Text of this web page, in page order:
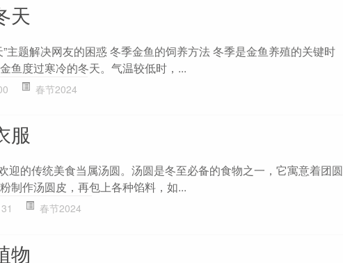
天
主题解决网友的困惑 冬季金鱼的饲养方法 冬季是金鱼养殖的关键时
鱼度过寒冷的冬天。气温较低时，...
春节2024
服
迎的传统美食当属汤圆。汤圆是冬至必备的食物之一，它寓意着团圆
制作汤圆皮，再包上各种馅料，如...
春节2024
物